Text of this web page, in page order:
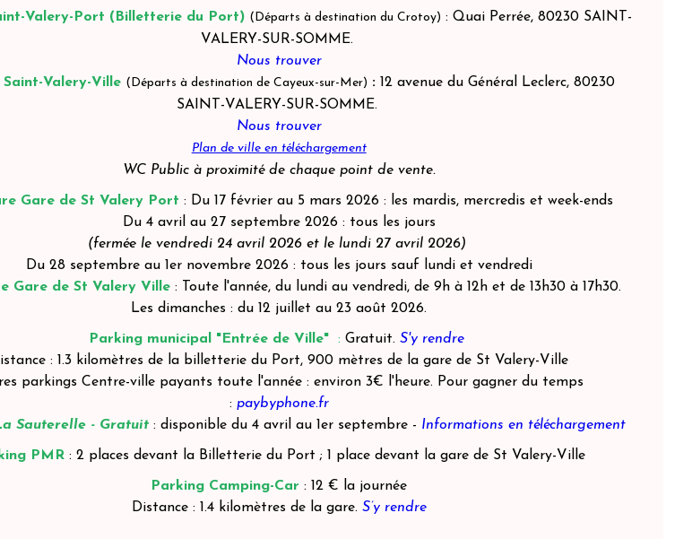
Valery-Port (Billetterie du Port) (Départs à destination du Crotoy) : Quai Perrée, 80230 SAINT-
VALERY-SUR-SOMME.
Nous trouver
Saint-Valery-Ville (Départs à destination de Cayeux-sur-Mer) : 12 avenue du Général Leclerc, 80230
SAINT-VALERY-SUR-SOMME.
Nous trouver
Plan de ville en téléchargement
WC Public à proximité de chaque point de vente.
Gare de St Valery Port: Du 17 février au 5 mars 2026 : les mardis, mercredis et week-ends
Du 4 avril au 27 septembre 2026 : tous les jours
(fermée le vendredi 24 avril 2026 et le lundi 27 avril 2026)
Du 28 septembre au 1er novembre 2026 : tous les jours sauf lundi et vendredi
Gare de St Valery Ville : Toute l'année, du lundi au vendredi, de 9h à 12h et de 13h30 à 17h30.
Les dimanches : du 12 juillet au 23 août 2026.
Parking municipal "Entrée de Ville" :Gratuit.S'y rendre
: 1.3 kilomètres de la billetterie du Port, 900 mètres de la gare de St Valery-Ville
parkings Centre-ville payants toute l'année : environ 3€ l'heure. Pour gagner du temps
: paybyphone.fr
Sauterelle - Gratuit: disponible du 4 avril au 1er septembre - Informations en téléchargement
PMR : 2 places devant la Billetterie du Port ; 1 place devant la gare de St Valery-Ville
Parking Camping-Car : 12 € la journée
Distance : 1.4 kilomètres de la gare. S’y rendre